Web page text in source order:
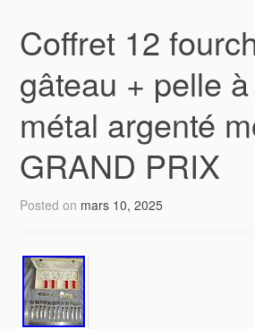
Coffret 12
gâteau + pelle
métal argenté
GRAND PRIX
Posted on mars 10, 2025